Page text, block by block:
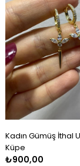
Kadın Gümüş İthal
Küpe
₺900,00